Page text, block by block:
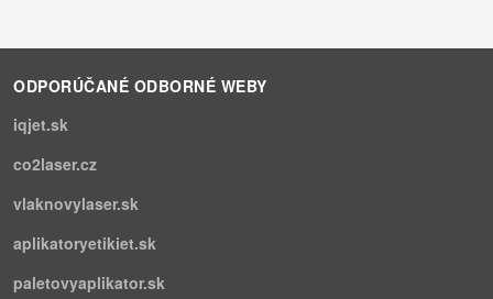
ODPORÚČANÉ ODBORNÉ WEBY
iqjet.sk
co2laser.cz
vlaknovylaser.sk
aplikatoryetikiet.sk
paletovyaplikator.sk